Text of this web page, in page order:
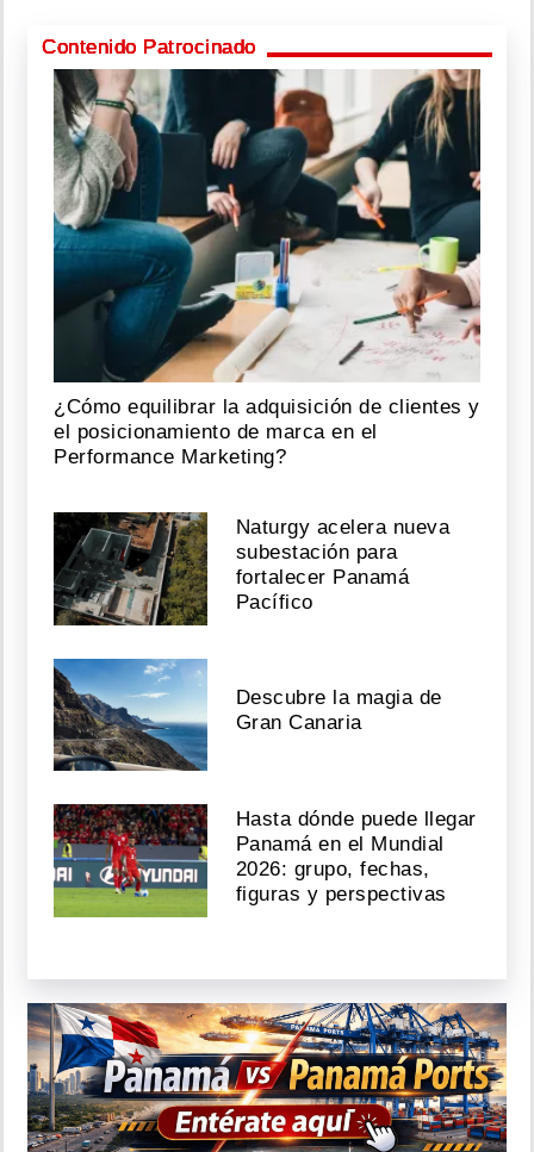
Contenido Patrocinado
¿Cómo equilibrar la adquisición de clientes y
el posicionamiento de marca en el
Performance Marketing?
Naturgy acelera nueva
subestación para
fortalecer Panamá
Pacífico
Descubre la magia de
Gran Canaria
Hasta dónde puede llegar
Panamá en el Mundial
2026: grupo, fechas,
figuras y perspectivas